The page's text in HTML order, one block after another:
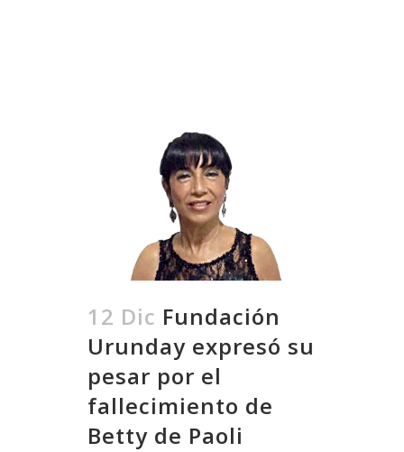
12 Dic Fundación
Urunday expresó su
pesar por el
fallecimiento de
Betty de Paoli